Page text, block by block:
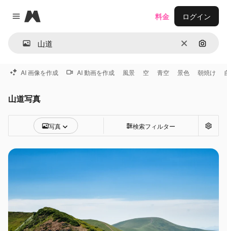
Close menu
Magnific
消去 画像で
料金 ログイン
AI 画像を作成 AI 動画を作成 風景 空 青空 景色 朝焼け
山道写真
写真 検索フィルター